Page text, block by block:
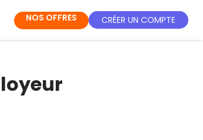
NOS OFFRES CRÉER UN COMPTE